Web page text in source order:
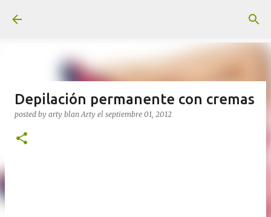
Depilación permanente con cremas
posted by arty blanArty el septiembre 01, 2012